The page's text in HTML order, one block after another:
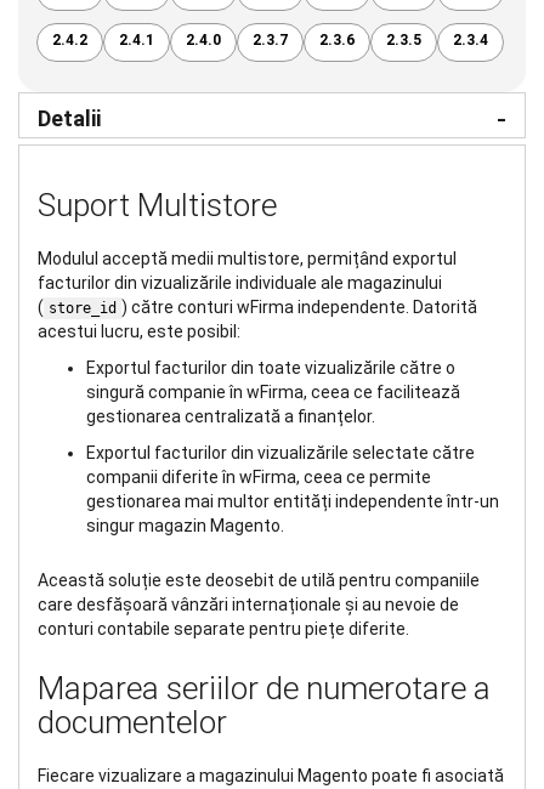
2.4.2 2.4.1 2.4.0 2.3.7 2.3.6 2.3.5 2.3.4
Detalii
Suport Multistore
Modulul acceptă medii multistore, permițând exportul
facturilor din vizualizările individuale ale magazinului
( store_id ) către conturi wFirma independente. Datorită
acestui lucru, este posibil:
Exportul facturilor din toate vizualizările către o
singură companie în wFirma, ceea ce facilitează
gestionarea centralizată a finanțelor.
Exportul facturilor din vizualizările selectate către
companii diferite în wFirma, ceea ce permite
gestionarea mai multor entități independente într-un
singur magazin Magento.
Această soluție este deosebit de utilă pentru companiile
care desfășoară vânzări internaționale și au nevoie de
conturi contabile separate pentru piețe diferite.
Maparea seriilor de numerotare a
documentelor
Fiecare vizualizare a magazinului Magento poate fi asociată